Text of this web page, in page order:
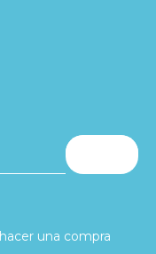
una compra